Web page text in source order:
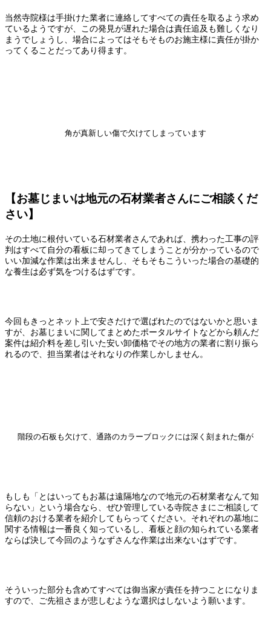
当然寺院様は手掛けた業者に連絡してすべての責任を取るよう求め
ているようですが、この発見が遅れた場合は責任追及も難しくなり
まうでしょうし、場合によってはそもそものお施主様に責任が掛か
ってくることだってあり得ます。
角が真新しい傷で欠けてしまっています
【お墓じまいは地元の石材業者さんにご相談くだ
さい】
その土地に根付いている石材業者さんであれば、携わった工事の評
判はすべて自分の看板に却ってきてしまうことが分かっているので
いい加減な作業は出来ませんし、そもそもこういった場合の基礎的
な養生は必ず気をつけるはずです。
今回もきっとネット上で安さだけで選ばれたのではないかと思いま
すが、お墓じまいに関してまとめたポータルサイトなどから頼んだ
案件は紹介料を差し引いた安い卸価格でその地方の業者に割り振ら
れるので、担当業者はそれなりの作業しかしません。
階段の石板も欠けて、通路のカラーブロックには深く刻まれた傷が
もしも「とはいってもお墓は遠隔地なので地元の石材業者なんて知
らない」という場合なら、ぜひ管理している寺院さまにご相談して
信頼のおける業者を紹介してもらってください。それぞれの墓地に
関する情報は一番良く知っているし、看板と顔の知られている業者
ならば決して今回のようなずさんな作業は出来ないはずです。
そういった部分も含めてすべては御当家が責任を持つことになりま
すので、ご先祖さまが悲しむような選択はしないよう願います。